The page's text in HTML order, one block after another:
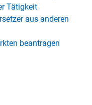
Tätigkeit
aus anderen
beantragen